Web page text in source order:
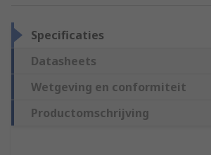
Specificaties
Datasheets
Wetgeving en conformiteit
Productomschrijving